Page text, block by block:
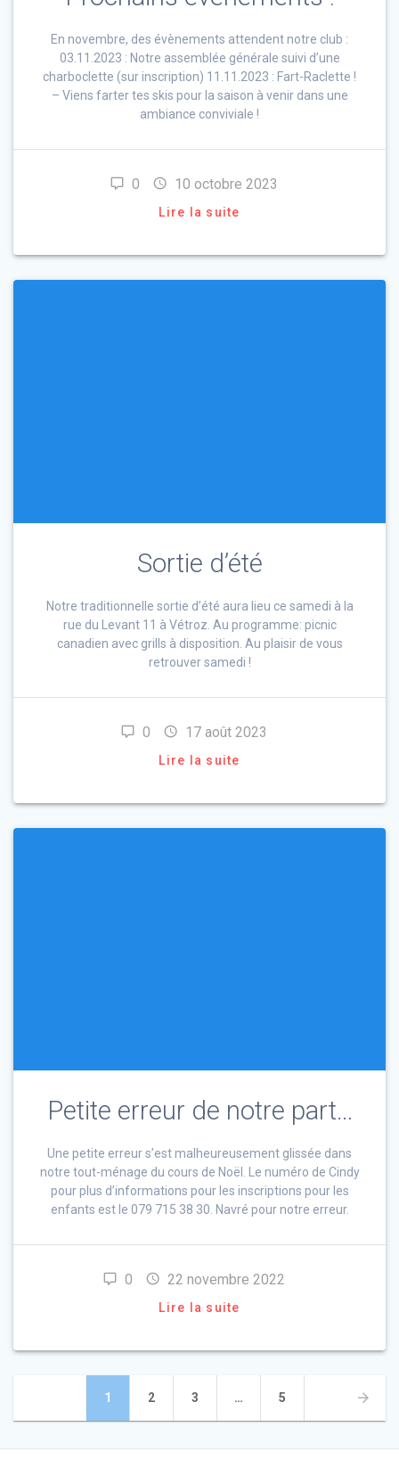
En novembre, des évènements attendent notre club :
03.11.2023 : Notre assemblée générale suivi d’une
charboclette (sur inscription) 11.11.2023 : Fart-Raclette !
– Viens farter tes skis pour la saison à venir dans une
ambiance conviviale !
0 10 octobre 2023
Lire la suite
Sortie d’été
Notre traditionnelle sortie d’été aura lieu ce samedi à la
rue du Levant 11 à Vétroz. Au programme: picnic
canadien avec grills à disposition. Au plaisir de vous
retrouver samedi !
0 17 août 2023
Lire la suite
Petite erreur de notre part…
Une petite erreur s’est malheureusement glissée dans
notre tout-ménage du cours de Noël. Le numéro de Cindy
pour plus d’informations pour les inscriptions pour les
enfants est le 079 715 38 30. Navré pour notre erreur.
0 22 novembre 2022
Lire la suite
Navigation
des
Page
1 Page
2 Page
3 … Page
5